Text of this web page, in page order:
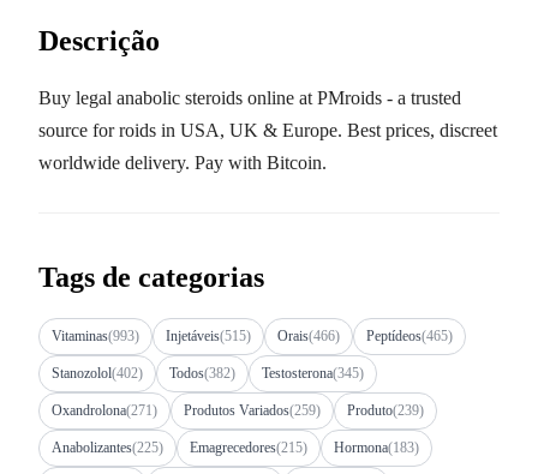
Descrição
Buy legal anabolic steroids online at PMroids - a trusted
source for roids in USA, UK & Europe. Best prices, discreet
worldwide delivery. Pay with Bitcoin.
Tags de categorias
Vitaminas(993) Injetáveis(515) Orais(466) Peptídeos(465)
Stanozolol(402) Todos(382) Testosterona(345)
Oxandrolona(271) Produtos Variados(259) Produto(239)
Anabolizantes(225) Emagrecedores(215) Hormona(183)